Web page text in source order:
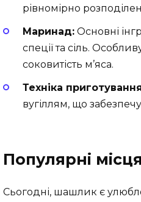
рівномірно
Маринад: Основні
спеції та сіль.
соковитість м’яса.
Техніка
вугіллям, що
Популярні
Сьогодні, шашлик є